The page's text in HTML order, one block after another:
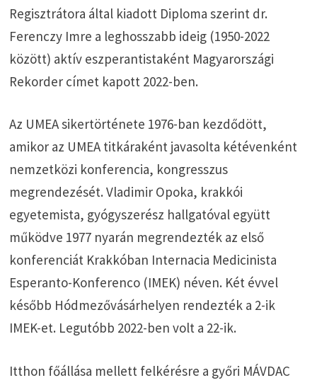
Regisztrátora által kiadott Diploma szerint dr.
Ferenczy Imre a leghosszabb ideig (1950-2022
között) aktív eszperantistaként Magyarországi
Rekorder címet kapott 2022-ben.
Az UMEA sikertörténete 1976-ban kezdődött,
amikor az UMEA titkáraként javasolta kétévenként
nemzetközi konferencia, kongresszus
megrendezését. Vladimir Opoka, krakkói
egyetemista, gyógyszerész hallgatóval együtt
működve 1977 nyarán megrendezték az első
konferenciát Krakkóban Internacia Medicinista
Esperanto-Konferenco (IMEK) néven. Két évvel
később Hódmezővásárhelyen rendezték a 2-ik
IMEK-et. Legutóbb 2022-ben volt a 22-ik.
Itthon főállása mellett felkérésre a győri MÁVDAC